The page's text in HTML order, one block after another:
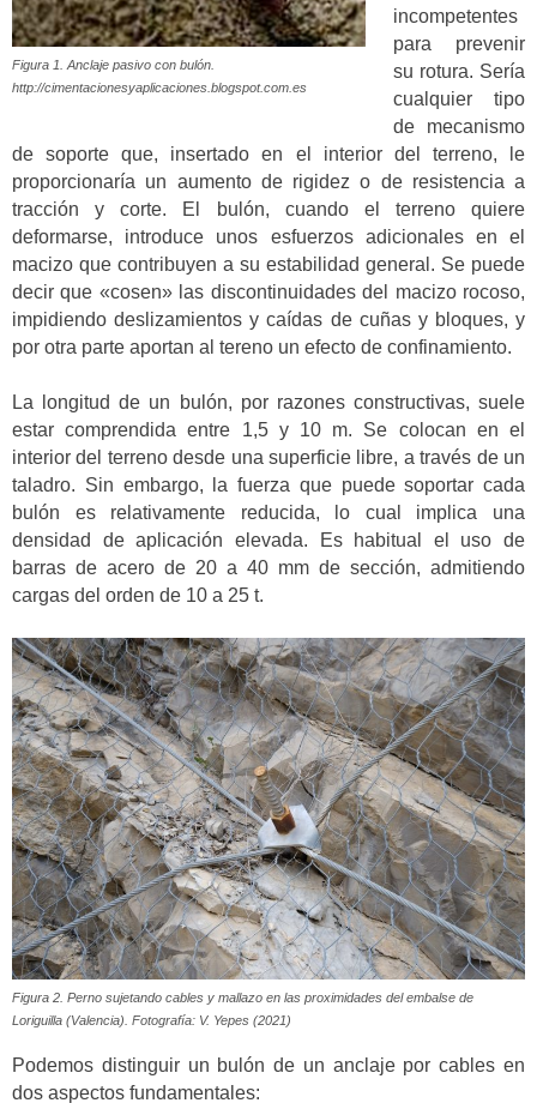
Figura 1. Anclaje pasivo con bulón.
http://cimentacionesyaplicaciones.blogspot.com.es
incompetentes
para prevenir
su rotura. Sería
cualquier tipo
de mecanismo
de soporte que, insertado en el interior del terreno, le
proporcionaría un aumento de rigidez o de resistencia a
tracción y corte. El bulón, cuando el terreno quiere
deformarse, introduce unos esfuerzos adicionales en el
macizo que contribuyen a su estabilidad general. Se puede
decir que «cosen» las discontinuidades del macizo rocoso,
impidiendo deslizamientos y caídas de cuñas y bloques, y
por otra parte aportan al tereno un efecto de confinamiento.
La longitud de un bulón, por razones constructivas, suele
estar comprendida entre 1,5 y 10 m. Se colocan en el
interior del terreno desde una superficie libre, a través de un
taladro. Sin embargo, la fuerza que puede soportar cada
bulón es relativamente reducida, lo cual implica una
densidad de aplicación elevada. Es habitual el uso de
barras de acero de 20 a 40 mm de sección, admitiendo
cargas del orden de 10 a 25 t.
Figura 2. Perno sujetando cables y mallazo en las proximidades del embalse de
Loriguilla (Valencia). Fotografía: V. Yepes (2021)
Podemos distinguir un bulón de un anclaje por cables en
dos aspectos fundamentales: